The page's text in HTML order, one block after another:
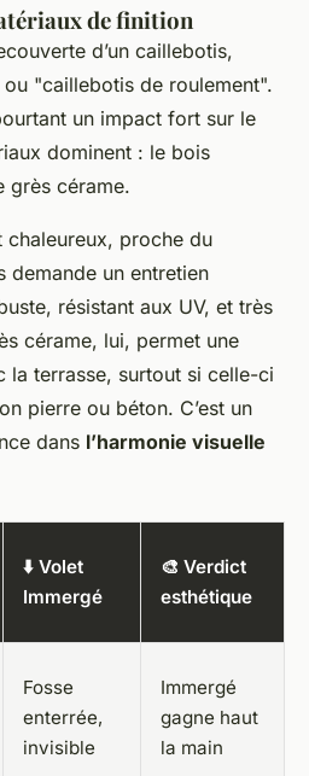
de finition
d’un caillebotis,
"caillebotis de roulement".
un impact fort sur le
dominent : le bois
grès cérame.
proche du
demande un entretien
résistant aux UV, et très
cérame, lui, permet une
la terrasse, surtout si celle-ci
pierre ou béton. C’est un
dans l’harmonie visuelle
⬇️ Volet
Immergé
🎨 Verdict
esthétique
Fosse
enterrée,
invisible
Immergé
gagne haut
la main